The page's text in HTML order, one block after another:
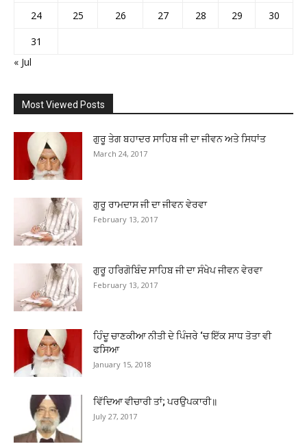
24
25 26 27 28 29
30
31
« Jul
Most Viewed Posts
ਗੁਰੂ ਤੇਗ ਬਹਾਦਰ ਸਾਹਿਬ ਜੀ ਦਾ ਜੀਵਨ ਅਤੇ ਸਿਧਾਂਤ
March 24, 2017
ਗੁਰੂ ਰਾਮਦਾਸ ਜੀ ਦਾ ਜੀਵਨ ਵੇਰਵਾ
February 13, 2017
ਗੁਰੂ ਹਰਿਗੋਬਿੰਦ ਸਾਹਿਬ ਜੀ ਦਾ ਸੰਖੇਪ ਜੀਵਨ ਵੇਰਵਾ
February 13, 2017
ਹਿੰਦੂ ਚਾਣਕੀਆ ਨੀਤੀ ਦੇ ਪਿੰਜਰੇ ‘ਚ ਇੱਕ ਸਾਧ ਤੋਤਾ ਵੀ
ਫਸਿਆ
January 15, 2018
ਵਿੱਦਿਆ ਵੀਚਾਰੀ ਤਾਂ; ਪਰਉਪਕਾਰੀ॥
July 27, 2017